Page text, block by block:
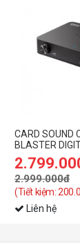
CARD SOUND
BLASTER
PREMIUM HD
2.999.000đ
(Tiết kiệm:
Liên hệ